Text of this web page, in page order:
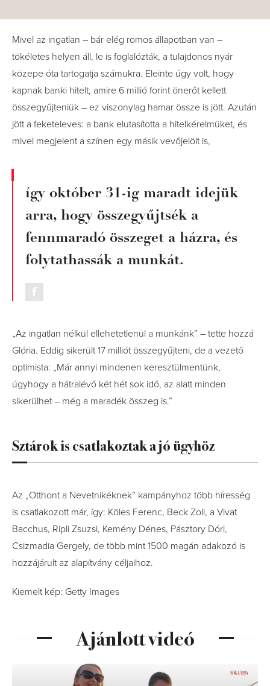
Mivel az ingatlan – bár elég romos állapotban van –
tökéletes helyen áll, le is foglalózták, a tulajdonos nyár
közepe óta tartogatja számukra. Eleinte úgy volt, hogy
kapnak banki hitelt, amire 6 millió forint önerőt kellett
összegyűjteniük – ez viszonylag hamar össze is jött. Azután
jött a feketeleves: a bank elutasította a hitelkérelmüket, és
mivel megjelent a színen egy másik vevőjelölt is,
így október 31-ig maradt idejük
arra, hogy összegyűjtsék a
fennmaradó összeget a házra, és
folytathassák a munkát.
„Az ingatlan nélkül ellehetetlenül a munkánk” – tette hozzá
Glória. Eddig sikerült 17 milliót összegyűjteni, de a vezető
optimista: „Már annyi mindenen keresztülmentünk,
úgyhogy a hátralévő két hét sok idő, az alatt minden
sikerülhet – még a maradék összeg is.”
Sztárok is csatlakoztak a jó ügyhöz
Az „Otthont a Nevetnikéknek” kampányhoz több híresség
is csatlakozott már, így: Köles Ferenc, Beck Zoli, a Vivat
Bacchus, Ripli Zsuzsi, Kemény Dénes, Pásztory Dóri,
Csizmadia Gergely, de több mint 1500 magán adakozó is
hozzájárult az alapítvány céljaihoz.
Kiemelt kép: Getty Images
Ajánlott videó